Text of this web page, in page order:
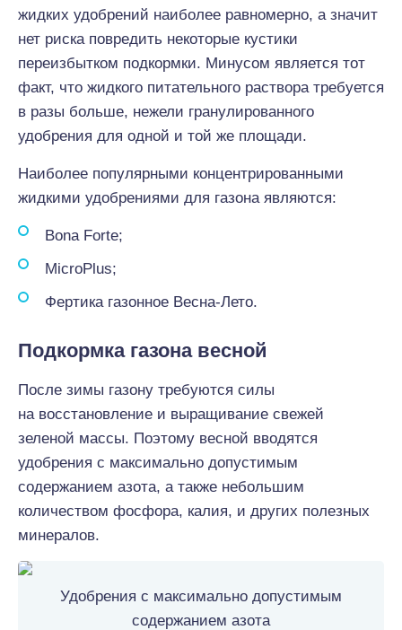
жидких удобрений наиболее равномерно, а значит
нет риска повредить некоторые кустики
переизбытком подкормки. Минусом является тот
факт, что жидкого питательного раствора требуется
в разы больше, нежели гранулированного
удобрения для одной и той же площади.
Наиболее популярными концентрированными
жидкими удобрениями для газона являются:
Bona Forte;
MicroPlus;
Фертика газонное Весна-Лето.
Подкормка газона весной
После зимы газону требуются силы
на восстановление и выращивание свежей
зеленой массы. Поэтому весной вводятся
удобрения с максимально допустимым
содержанием азота, а также небольшим
количеством фосфора, калия, и других полезных
минералов.
Удобрения с максимально допустимым
содержанием азота